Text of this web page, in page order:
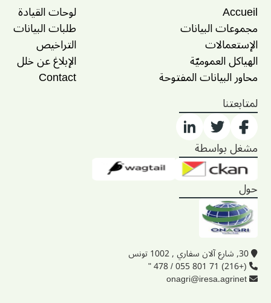
Accueil
مجموعات البيانات
الإستعمالات
الهياكل العموميّة
محاور البيانات المفتوحة
لوحات القيادة
طلبات البيانات
التراخيص
الإبلاغ عن خلل
Contact
لمتابعتنا
مشغل بواسطة
حول
30, شارع آلان سفاري , 1002 تونس
(+216) 71 801 055 / 478 "
onagri@iresa.agrinet